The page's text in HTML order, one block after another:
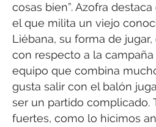
cosas bien”. Azofra
el que milita un viejo
Liébana, su forma de
con respecto a la campaña
equipo que combina
gusta salir con el balón
ser un partido complicado.
fuertes, como lo hicimos